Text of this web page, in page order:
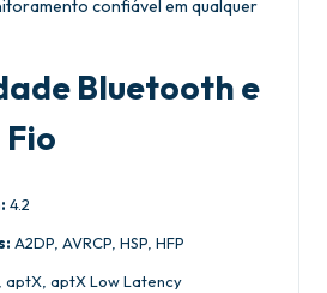
confiável em qualquer
Bluetooth e
4.2
A2DP, AVRCP, HSP, HFP
aptX, aptX Low Latency